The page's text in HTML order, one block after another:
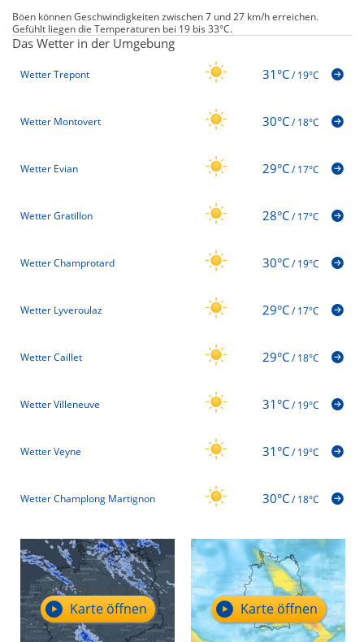
Böen können Geschwindigkeiten zwischen 7 und 27 km/h erreichen.
Gefühlt liegen die Temperaturen bei 19 bis 33°C.
Das Wetter in der Umgebung
Wetter Trepont 31°C/19°C
Wetter Montovert 30°C/18°C
Wetter Evian 29°C/17°C
Wetter Gratillon 28°C/17°C
Wetter Champrotard 30°C/19°C
Wetter Lyveroulaz 29°C/17°C
Wetter Caillet 29°C/18°C
Wetter Villeneuve 31°C/19°C
Wetter Veyne 31°C/19°C
Wetter Champlong Martignon 30°C/18°C
Karte öffnen Karte öffnen